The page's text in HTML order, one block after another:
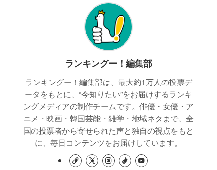
ランキングー！編集部
ランキングー！編集部は、最大約1万人の投票デ
ータをもとに、“今知りたい”をお届けするランキ
ングメディアの制作チームです。俳優・女優・ア
ニメ・映画・韓国芸能・雑学・地域ネタまで、全
国の投票者から寄せられた声と独自の視点をもと
に、毎日コンテンツをお届けしています。